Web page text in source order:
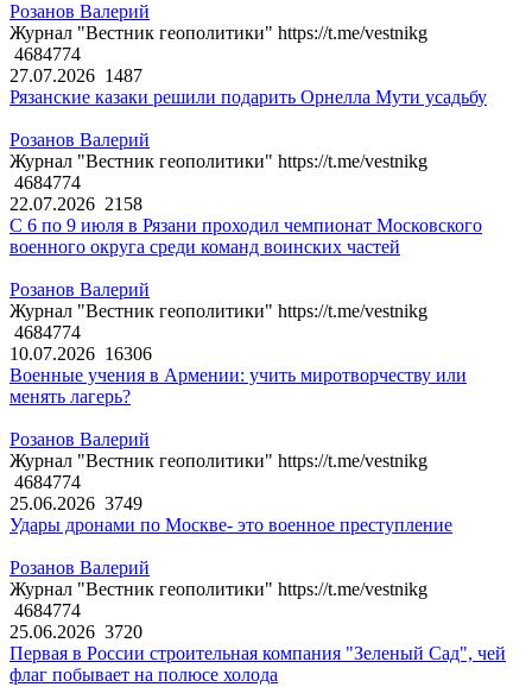
Розанов Валерий
Журнал "Вестник геополитики" https://t.me/vestnikg
4684774
27.07.2026 1487
Рязанские казаки решили подарить Орнелла Мути усадьбу
Розанов Валерий
Журнал "Вестник геополитики" https://t.me/vestnikg
4684774
22.07.2026 2158
С 6 по 9 июля в Рязани проходил чемпионат Московского
военного округа среди команд воинских частей
Розанов Валерий
Журнал "Вестник геополитики" https://t.me/vestnikg
4684774
10.07.2026 16306
Военные учения в Армении: учить миротворчеству или
менять лагерь?
Розанов Валерий
Журнал "Вестник геополитики" https://t.me/vestnikg
4684774
25.06.2026 3749
Удары дронами по Москве- это военное преступление
Розанов Валерий
Журнал "Вестник геополитики" https://t.me/vestnikg
4684774
25.06.2026 3720
Первая в России строительная компания "Зеленый Сад", чей
флаг побывает на полюсе холода